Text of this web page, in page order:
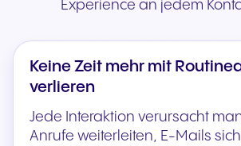
Experience an jedem
Keine Zeit mehr mit
verlieren
Jede Interaktion verursacht
Anrufe weiterleiten, E-Mails